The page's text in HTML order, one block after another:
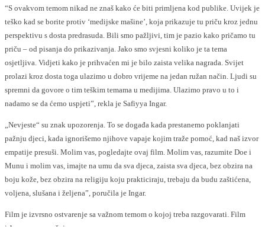
“S ovakvom temom nikad ne znaš kako će biti primljena kod publike. Uvijek je
teško kad se borite protiv ‘medijske mašine’, koja prikazuje tu priču kroz jednu
perspektivu s dosta predrasuda. Bili smo pažljivi, tim je pazio kako pričamo tu
priču – od pisanja do prikazivanja. Jako smo svjesni koliko je ta tema
osjetljiva. Vidjeti kako je prihvaćen mi je bilo zaista velika nagrada. Svijet
prolazi kroz dosta toga ulazimo u dobro vrijeme na jedan ružan način. Ljudi su
spremni da govore o tim teškim temama u medijima. Ulazimo pravo u to i
nadamo se da ćemo uspjeti”, rekla je Safiyya Ingar.
„Nevjeste“ su znak upozorenja. To se događa kada prestanemo poklanjati
pažnju djeci, kada ignorišemo njihove vapaje kojim traže pomoć, kad naš izvor
empatije presuši. Molim vas, pogledajte ovaj film. Molim vas, razumite Doe i
Munu i molim vas, imajte na umu da sva djeca, zaista sva djeca, bez obzira na
boju kože, bez obzira na religiju koju prakticiraju, trebaju da budu zaštićena,
voljena, slušana i željena”, poručila je Ingar.
Film je izvrsno ostvarenje sa važnom temom o kojoj treba razgovarati. Film